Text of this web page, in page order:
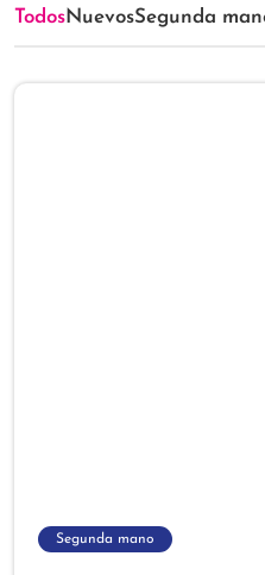
TodosNuevosSegunda
Segunda mano